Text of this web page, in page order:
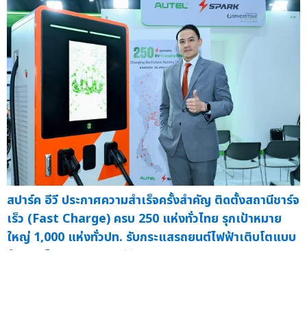
สปาร์ค อีวี ประกาศความสำเร็จครั้งสำคัญ ติดตั้งสถานีชาร์จ
เร็ว (Fast Charge) ครบ 250 แห่งทั่วไทย รุกเป้าหมาย
ใหญ่ 1,000 แห่งทั่วปท. รับกระแสรถยนต์ไฟฟ้าเติบโตแบบ
ก้าวกระโดด
— สปาร์ค อีวี...